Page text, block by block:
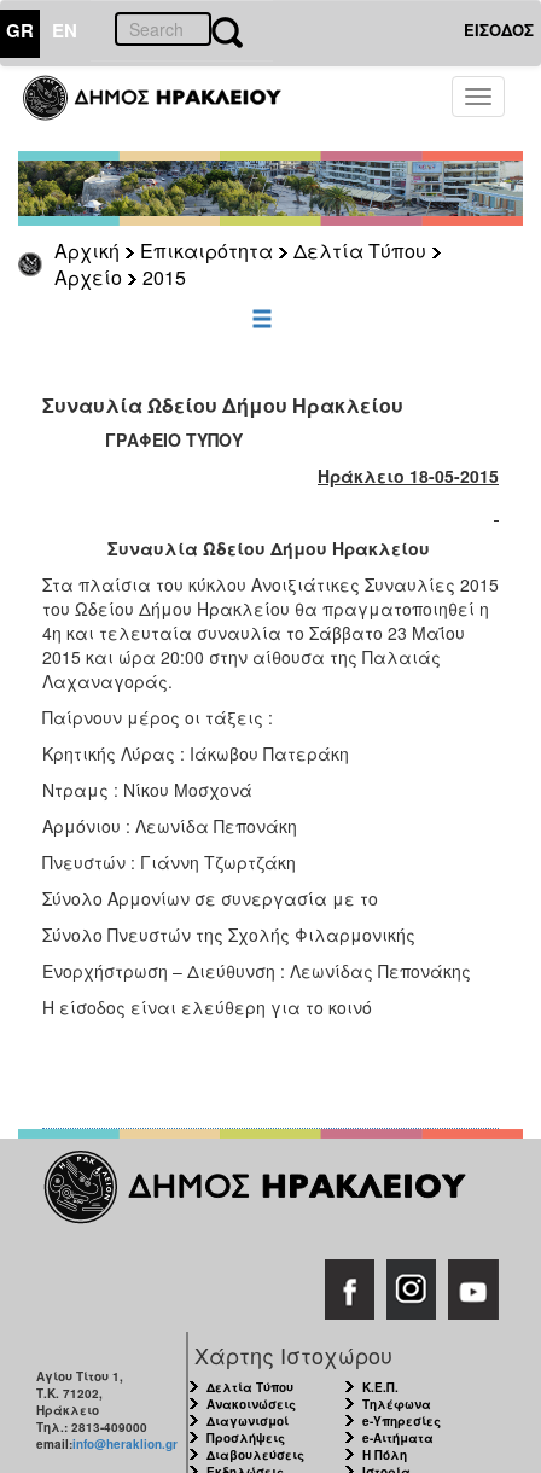
GR EN ΕΙΣΟΔΟΣ
Toggle
Αρχική Επικαιρότητα
Δελτία Τύπου
Αρχείο
2015
ΕΠΙΚΑΙΡΟΤΗΤΑ
Τύπου
Αρχείο
2026
2025
2021
2020
2017
2016
2015
2013
ΔΗΜΟΤΗΣ
ΕΠΙΣΚΕΠΤΗΣ
Συναυλία Ωδείου Δήμου Ηρακλείου
ΓΡΑΦΕΙΟ ΤΥΠΟΥ
Ηράκλειο 18-05-2015
Συναυλία Ωδείου Δήμου Ηρακλείου
Στα πλαίσια του κύκλου Ανοιξιάτικες Συναυλίες 2015
του Ωδείου Δήμου Ηρακλείου θα πραγματοποιηθεί η
4η και τελευταία συναυλία το Σάββατο 23 Μαΐου
2015 και ώρα 20:00 στην αίθουσα της Παλαιάς
Λαχαναγοράς.
Παίρνουν μέρος οι τάξεις :
Κρητικής Λύρας : Ιάκωβου Πατεράκη
Ντραμς : Νίκου Μοσχονά
Αρμόνιου : Λεωνίδα Πεπονάκη
Πνευστών : Γιάννη Τζωρτζάκη
Σύνολο Αρμονίων σε συνεργασία με το
Σύνολο Πνευστών της Σχολής Φιλαρμονικής
Ενορχήστρωση – Διεύθυνση : Λεωνίδας Πεπονάκης
Η είσοδος είναι ελεύθερη για το κοινό
Αγίου Τίτου 1,
Τ.Κ. 71202,
Ηράκλειο
Τηλ.: 2813-409000
email:info@heraklion.gr
Χάρτης Ιστοχώρου
Δελτία Τύπου
Ανακοινώσεις
Διαγωνισμοί
Προσλήψεις
Διαβουλεύσεις
Κ.Ε.Π.
Τηλέφωνα
e-Υπηρεσίες
e-Αιτήματα
Η Πόλη